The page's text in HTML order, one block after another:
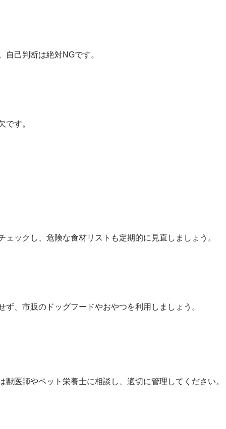
己判断は絶対NGです。
です。
ックし、危険な食材リストも定期的に見直しましょう。
、市販のドッグフードやおやつを利用しましょう。
医師やペット栄養士に相談し、適切に管理してください。